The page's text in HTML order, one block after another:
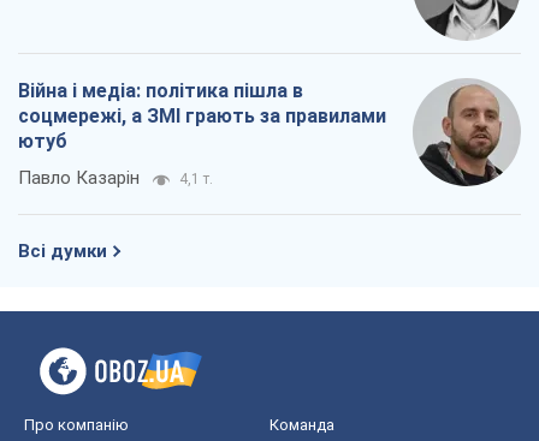
Війна і медіа: політика пішла в
соцмережі, а ЗМІ грають за правилами
ютуб
Павло Казарін 4,1 т.
Всі думки
Про компанію Команда